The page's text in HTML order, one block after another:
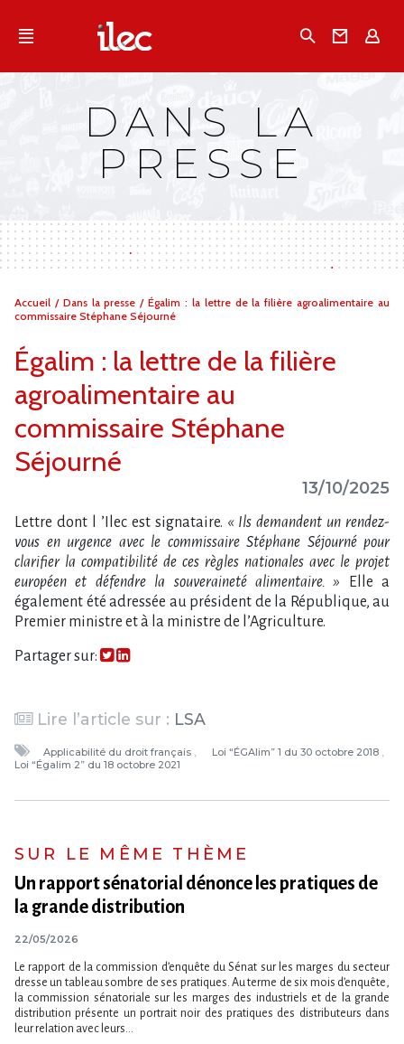
Qu'est-ce que l’Ilec
Campagnes multimarques
Dans la presse
DANS LA
PRESSE
Vous
êtes
Accueil / Dans la presse/Égalim : la lettre de la filière agroalimentaire au
commissaire Stéphane Séjourné
Égalim : la lettre de la filière
agroalimentaire au
commissaire Stéphane
Séjourné
13/10/2025
Lettre dont l ’Ilec est signataire. « Ils demandent un rendez-
vous en urgence avec le commissaire Stéphane Séjourné pour
clarifier la compatibilité de ces règles nationales avec le projet
européen et défendre la souveraineté alimentaire. »
Elle a
également été adressée au président de la République, au
Premier ministre et à la ministre de l’Agriculture.
Partager sur:
Lire l’article sur : LSA
Applicabilité du droit français
Loi “ÉGAlim” 1 du 30 octobre 2018
Loi “Égalim 2” du 18 octobre 2021
SUR LE MÊME THÈME
Un rapport sénatorial dénonce les pratiques de
la grande distribution
22/05/2026
Le rapport de la commission d’enquête du Sénat sur les marges du secteur
dresse un tableau sombre de ses pratiques. Au terme de six mois d’enquête,
la commission sénatoriale sur les marges des industriels et de la grande
distribution présente un portrait noir des pratiques des distributeurs dans
leur relation avec leurs...